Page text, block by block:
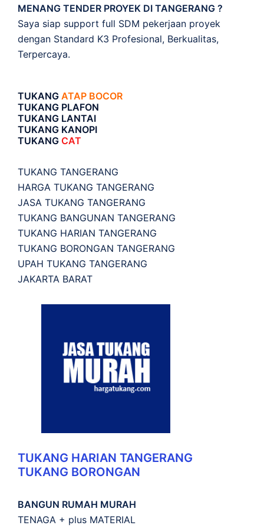
MENANG TENDER PROYEK DI TANGERANG ?
Saya siap support full SDM pekerjaan proyek
dengan Standard K3 Profesional, Berkualitas,
Terpercaya.
TUKANG ATAP BOCOR
TUKANG PLAFON
TUKANG LANTAI
TUKANG KANOPI
TUKANG CAT
TUKANG TANGERANG
HARGA TUKANG TANGERANG
JASA TUKANG TANGERANG
TUKANG BANGUNAN TANGERANG
TUKANG HARIAN TANGERANG
TUKANG BORONGAN TANGERANG
UPAH TUKANG TANGERANG
JAKARTA BARAT
TUKANG HARIAN TANGERANG
TUKANG BORONGAN
BANGUN RUMAH MURAH
TENAGA + plus MATERIAL